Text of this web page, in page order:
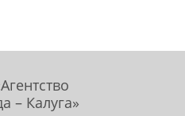
– Калуга»